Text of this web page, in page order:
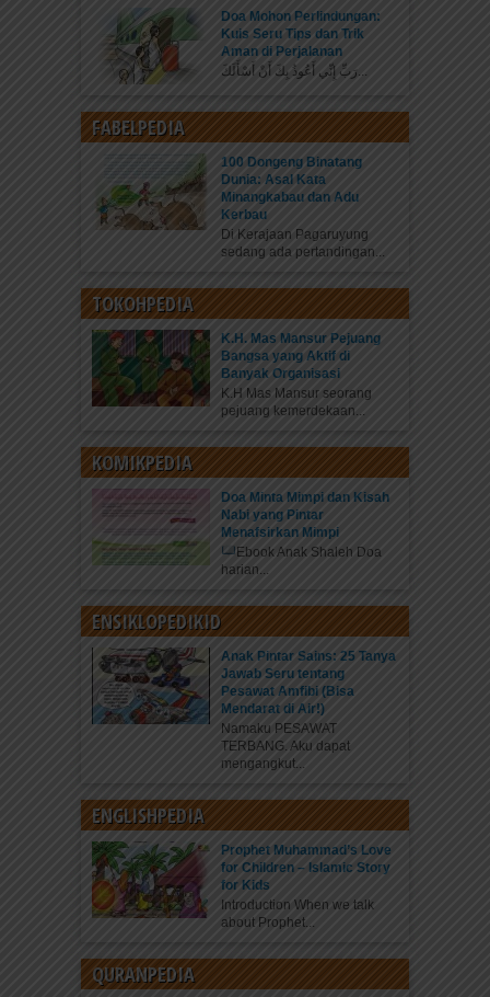
Doa Mohon Perlindungan:
Kuis Seru Tips dan Trik
Aman di Perjalanan
رَبِّ إِنِّي أَعُوذُ بِكَ أَنْ أَسْأَلَكَ...
FABELPEDIA
100 Dongeng Binatang
Dunia: Asal Kata
Minangkabau dan Adu
Kerbau
Di Kerajaan Pagaruyung
sedang ada pertandingan...
TOKOHPEDIA
K.H. Mas Mansur Pejuang
Bangsa yang Aktif di
Banyak Organisasi
K.H Mas Mansur seorang
pejuang kemerdekaan...
KOMIKPEDIA
Doa Minta Mimpi dan Kisah
Nabi yang Pintar
Menafsirkan Mimpi
Ebook Anak Shaleh Doa
harian...
ENSIKLOPEDIKID
Anak Pintar Sains: 25 Tanya
Jawab Seru tentang
Pesawat Amfibi (Bisa
Mendarat di Air!)
Namaku PESAWAT
TERBANG. Aku dapat
mengangkut...
ENGLISHPEDIA
Prophet Muhammad’s Love
for Children – Islamic Story
for Kids
Introduction When we talk
about Prophet...
QURANPEDIA